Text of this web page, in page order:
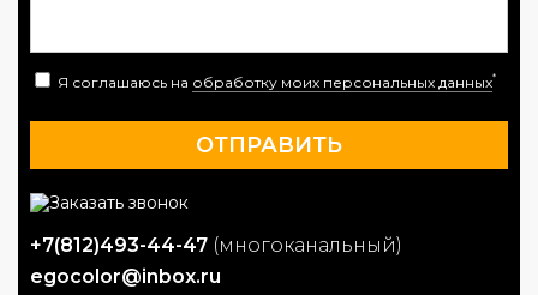
Я соглашаюсь на обработку моих персональных данных*
+7(812)493-44-47 (многоканальный)
egocolor@inbox.ru